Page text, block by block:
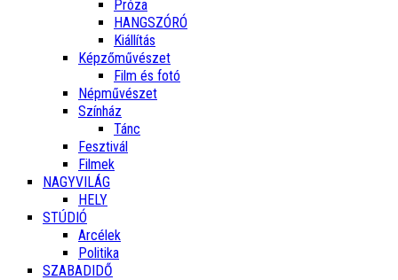
Próza
HANGSZÓRÓ
Kiállítás
Képzőművészet
Film és fotó
Népművészet
Színház
Tánc
Fesztivál
Filmek
NAGYVILÁG
HELY
STÚDIÓ
Arcélek
Politika
SZABADIDŐ